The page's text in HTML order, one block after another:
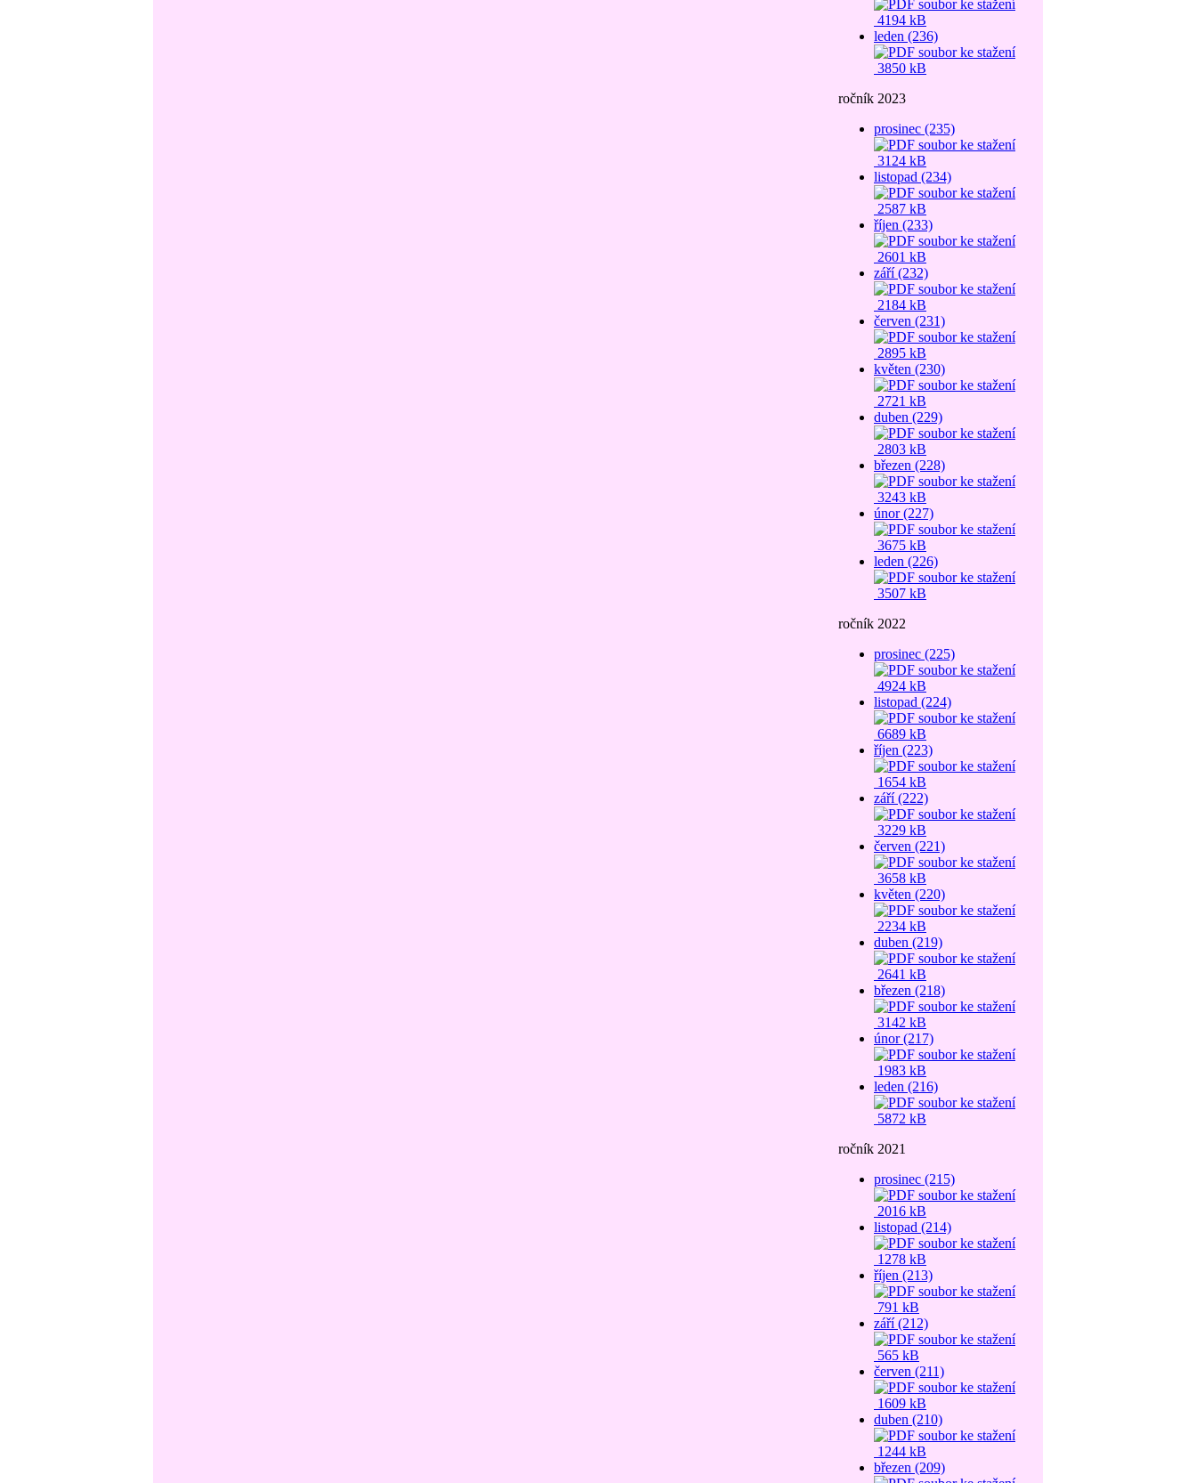
4194 kB
leden (236)
3850 kB
ročník 2023
prosinec (235)
3124 kB
listopad (234)
2587 kB
říjen (233)
2601 kB
září (232)
2184 kB
červen (231)
2895 kB
květen (230)
2721 kB
duben (229)
2803 kB
březen (228)
3243 kB
únor (227)
3675 kB
leden (226)
3507 kB
ročník 2022
prosinec (225)
4924 kB
listopad (224)
6689 kB
říjen (223)
1654 kB
září (222)
3229 kB
červen (221)
3658 kB
květen (220)
2234 kB
duben (219)
2641 kB
březen (218)
3142 kB
únor (217)
1983 kB
leden (216)
5872 kB
ročník 2021
prosinec (215)
2016 kB
listopad (214)
1278 kB
říjen (213)
791 kB
září (212)
565 kB
červen (211)
1609 kB
duben (210)
1244 kB
březen (209)